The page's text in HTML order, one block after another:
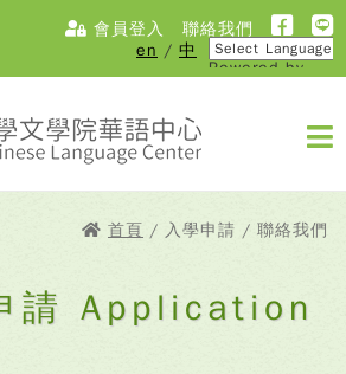
會員登入
聯絡我們
en / 中
Powered by
首頁 / 入學申請 / 聯絡我們
請 Application